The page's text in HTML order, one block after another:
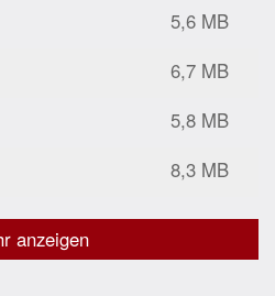
5,6 MB
6,7 MB
5,8 MB
8,3 MB
anzeigen